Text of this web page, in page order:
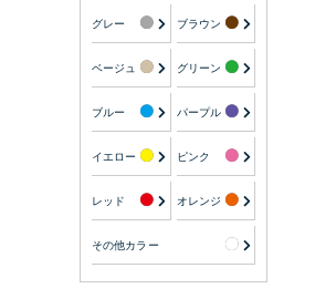
グレー ブラウン
ベージュ グリーン
ブルー パープル
イエロー ピンク
レッド オレンジ
その他カラー